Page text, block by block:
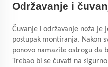
Održavanje i
Čuvanje i održavanje noža je
postupak montiranja. Nakon
ponovo namazite ostrogu da
Trebao bi se čuvati na